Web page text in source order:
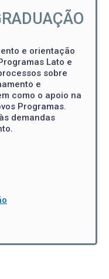
e orientação
Lato e
sobre
e
como o apoio na
Programas.
demandas